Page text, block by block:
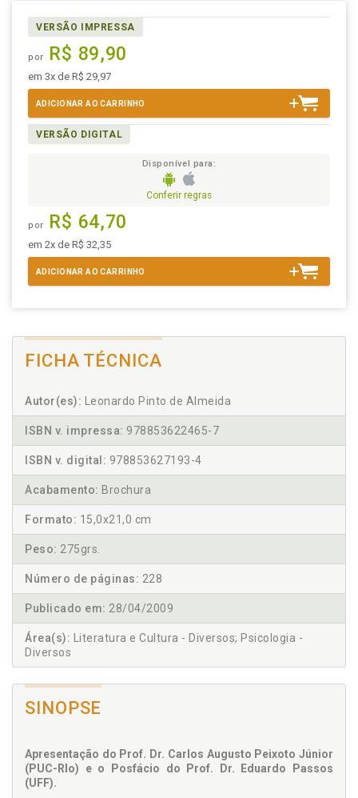
VERSÃO IMPRESSA
por R$ 89,90
em 3x de R$ 29,97
ADICIONAR AO CARRINHO
VERSÃO DIGITAL
Disponível para:
Conferir regras
por R$ 64,70
em 2x de R$ 32,35
ADICIONAR AO CARRINHO
FICHA TÉCNICA
Autor(es): Leonardo Pinto de Almeida
ISBN v. impressa: 978853622465-7
ISBN v. digital: 978853627193-4
Acabamento: Brochura
Formato: 15,0x21,0 cm
Peso: 275grs.
Número de páginas: 228
Publicado em: 28/04/2009
Área(s): Literatura e Cultura - Diversos; Psicologia -
Diversos
SINOPSE
Apresentação do Prof. Dr. Carlos Augusto Peixoto Júnior
(PUC-RIo) e o Posfácio do Prof. Dr. Eduardo Passos
(UFF).